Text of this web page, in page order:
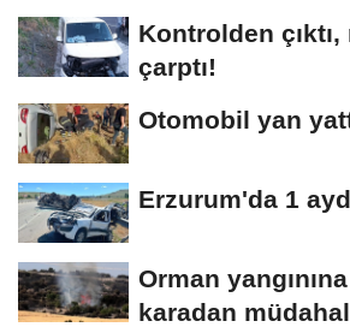
Kontrolden çıktı,
çarptı!
Otomobil yan
Erzurum'da 1
Orman
karadan